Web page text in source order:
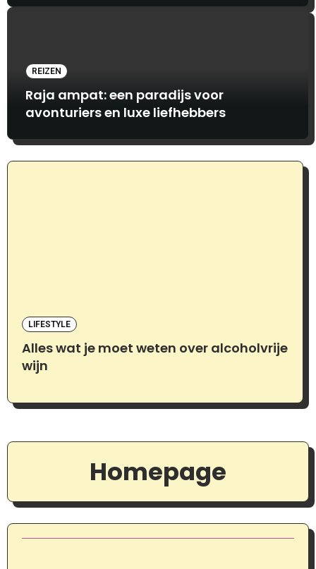
REIZEN
Raja ampat: een paradijs voor
avonturiers en luxe liefhebbers
LIFESTYLE
Alles wat je moet weten over alcoholvrije
wijn
Homepage